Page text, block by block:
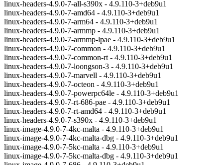
linux-headers-4.9.0-7-all-s390x - 4.9.110-3+deb9u1
linux-headers-4.9.0-7-amd64 - 4.9.110-3+deb9u1
linux-headers-4.9.0-7-arm64 - 4.9.110-3+deb9u1
linux-headers-4.9.0-7-armmp - 4.9.110-3+deb9u1
linux-headers-4.9.0-7-armmp-lpae - 4.9.110-3+deb9u1
linux-headers-4.9.0-7-common - 4.9.110-3+deb9u1
linux-headers-4.9.0-7-common-rt - 4.9.110-3+deb9u1
linux-headers-4.9.0-7-loongson-3 - 4.9.110-3+deb9u1
linux-headers-4.9.0-7-marvell - 4.9.110-3+deb9u1
linux-headers-4.9.0-7-octeon - 4.9.110-3+deb9u1
linux-headers-4.9.0-7-powerpc64le - 4.9.110-3+deb9u1
linux-headers-4.9.0-7-rt-686-pae - 4.9.110-3+deb9u1
linux-headers-4.9.0-7-rt-amd64 - 4.9.110-3+deb9u1
linux-headers-4.9.0-7-s390x - 4.9.110-3+deb9u1
linux-image-4.9.0-7-4kc-malta - 4.9.110-3+deb9u1
linux-image-4.9.0-7-4kc-malta-dbg - 4.9.110-3+deb9u1
linux-image-4.9.0-7-5kc-malta - 4.9.110-3+deb9u1
linux-image-4.9.0-7-5kc-malta-dbg - 4.9.110-3+deb9u1